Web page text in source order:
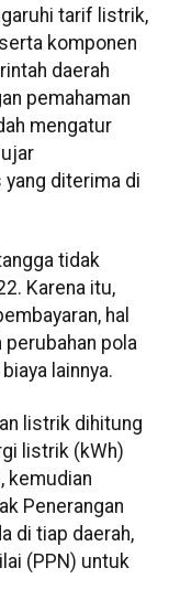
tarif listrik,
komponen
daerah
pemahaman
mengatur
diterima di
tidak
Karena itu,
hal
pola
lainnya.
listrik dihitung
listrik (kWh)
kemudian
Penerangan
di tiap daerah,
(PPN) untuk